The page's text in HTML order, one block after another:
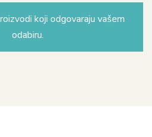
koji odgovaraju vašem
odabiru.